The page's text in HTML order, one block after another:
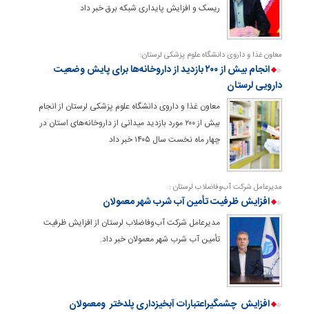
ریسک و افزایش پایداری شبکه برق خبر داد
معاون غذا و داروی دانشگاه علوم پزشکی لرستان:
انجام بیش از ۲۰۰ بازدید از داروخانه‌ها برای پایش وضعیت
دارویی لرستان
معاون غذا و داروی دانشگاه علوم پزشکی لرستان از انجام
بیش از ۲۰۰ مورد بازدید میدانی از داروخانه‌های استان در
چهار ماه نخست سال ۱۴۰۵ خبر داد
مدیرعامل شرکت آب‌وفاضلاب لرستان :
افزایش ظرفیت تأمین آب شرب شهر معمولان
مدیرعامل شرکت آب‌وفاضلاب لرستان از افزایش ظرفیت
تأمین آب شرب شهر معمولان خبر داد.
افزایش چشمگیراعتبارات آبخیزداری پلدختر ومعمولان